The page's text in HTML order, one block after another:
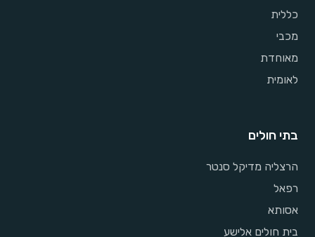
כללית
מכבי
מאוחדת
לאומית
בתי חולים
הרצליה מדיקל סנטר
רפאל
אסותא
בית חולים אלישע